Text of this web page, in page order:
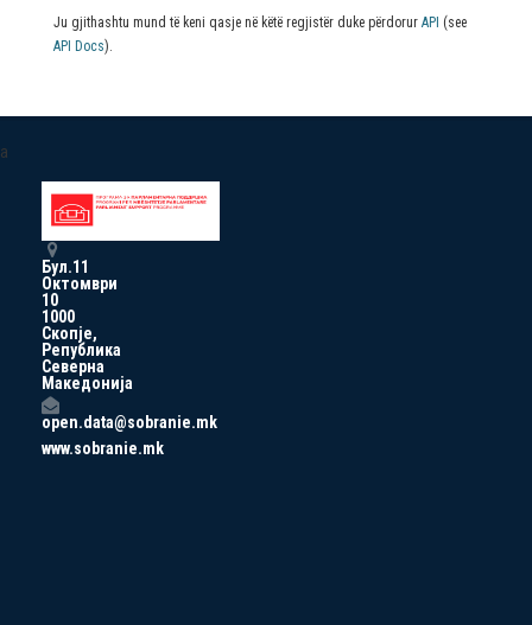
Ju gjithashtu mund të keni qasje në këtë regjistër duke përdorur API (see
API Docs).
a
Бул.11
Октомври
10
1000
Скопје,
Република
Северна
Македонија
open.data@sobranie.mk
www.sobranie.mk